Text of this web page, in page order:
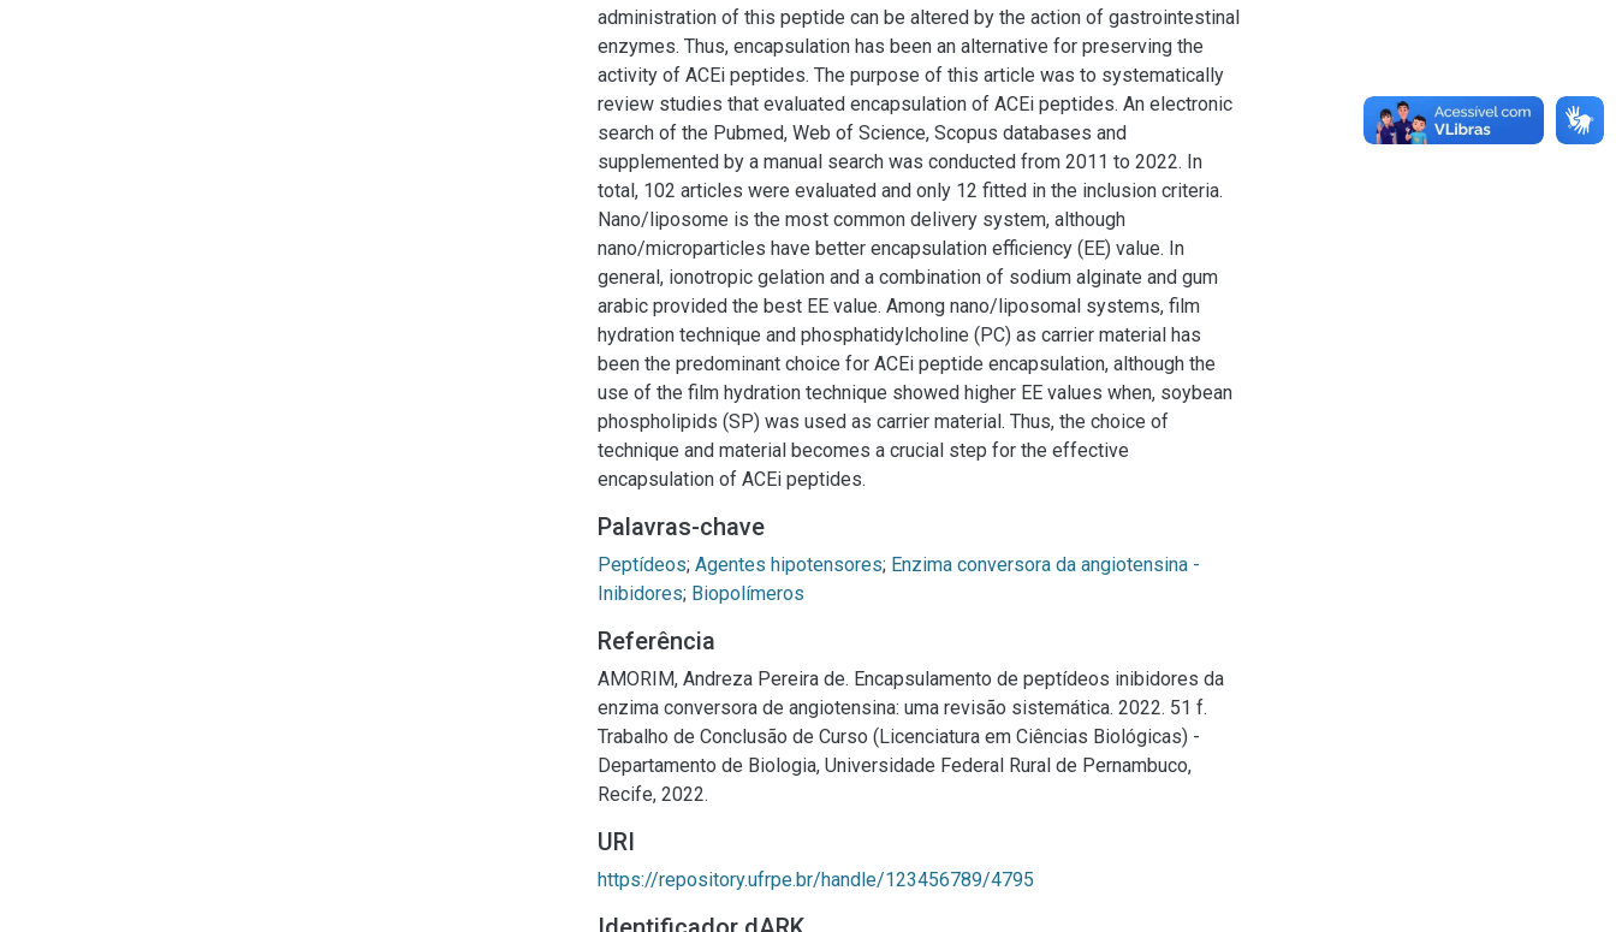
administration of this peptide can be altered by the action of gastrointestinal
enzymes. Thus, encapsulation has been an alternative for preserving the
activity of ACEi peptides. The purpose of this article was to systematically
review studies that evaluated encapsulation of ACEi peptides. An electronic
search of the Pubmed, Web of Science, Scopus databases and
supplemented by a manual search was conducted from 2011 to 2022. In
total, 102 articles were evaluated and only 12 fitted in the inclusion criteria.
Nano/liposome is the most common delivery system, although
nano/microparticles have better encapsulation efficiency (EE) value. In
general, ionotropic gelation and a combination of sodium alginate and gum
arabic provided the best EE value. Among nano/liposomal systems, film
hydration technique and phosphatidylcholine (PC) as carrier material has
been the predominant choice for ACEi peptide encapsulation, although the
use of the film hydration technique showed higher EE values when, soybean
phospholipids (SP) was used as carrier material. Thus, the choice of
technique and material becomes a crucial step for the effective
encapsulation of ACEi peptides.
Palavras-chave
Peptídeos; Agentes hipotensores; Enzima conversora da angiotensina -
Inibidores; Biopolímeros
Referência
AMORIM, Andreza Pereira de. Encapsulamento de peptídeos inibidores da
enzima conversora de angiotensina: uma revisão sistemática. 2022. 51 f.
Trabalho de Conclusão de Curso (Licenciatura em Ciências Biológicas) -
Departamento de Biologia, Universidade Federal Rural de Pernambuco,
Recife, 2022.
URI
https://repository.ufrpe.br/handle/123456789/4795